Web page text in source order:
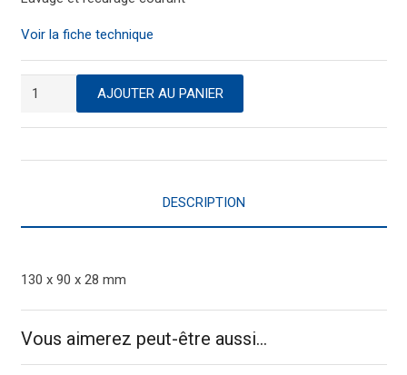
Voir la fiche technique
quantité
Eponge
AJOUTER AU PANIER
DESCRIPTION
130 x 90 x 28 mm
Vous aimerez peut-être aussi…